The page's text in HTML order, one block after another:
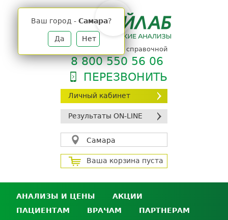
Личный кабинет
Результаты ON-LINE
Самара
Ваш город - Самара?
Да Нет
Ваша корзина пуста
телефон единой справочной
8 800 550 56 06
ПЕРЕЗВОНИТЬ
АНАЛИЗЫ И ЦЕНЫ
Анализы и цены
АКЦИИ
ПАЦИЕНТАМ
ВРАЧАМ ПАРТНЕРАМ